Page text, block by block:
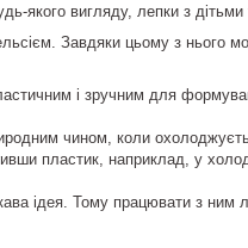
якого вигляду, лепки з дітьми
Завдяки цьому з нього
і зручним для
чином, коли
пластик, наприклад, у
ідея. Тому працювати з ним